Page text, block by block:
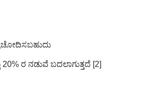
ರ ನಡುವೆ ಬದಲಾಗುತ್ತದೆ [2]